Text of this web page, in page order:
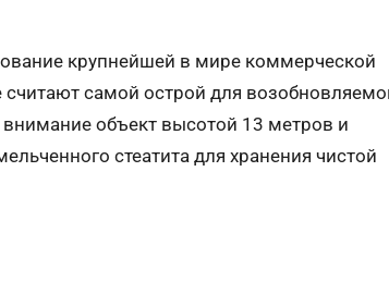
крупнейшей в мире коммерческой
самой острой для
объект высотой 13 метров и
стеатита для хранения чистой